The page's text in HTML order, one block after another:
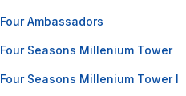
Four Ambassadors
Four Seasons Millenium Tower
Four Seasons Millenium Tower I